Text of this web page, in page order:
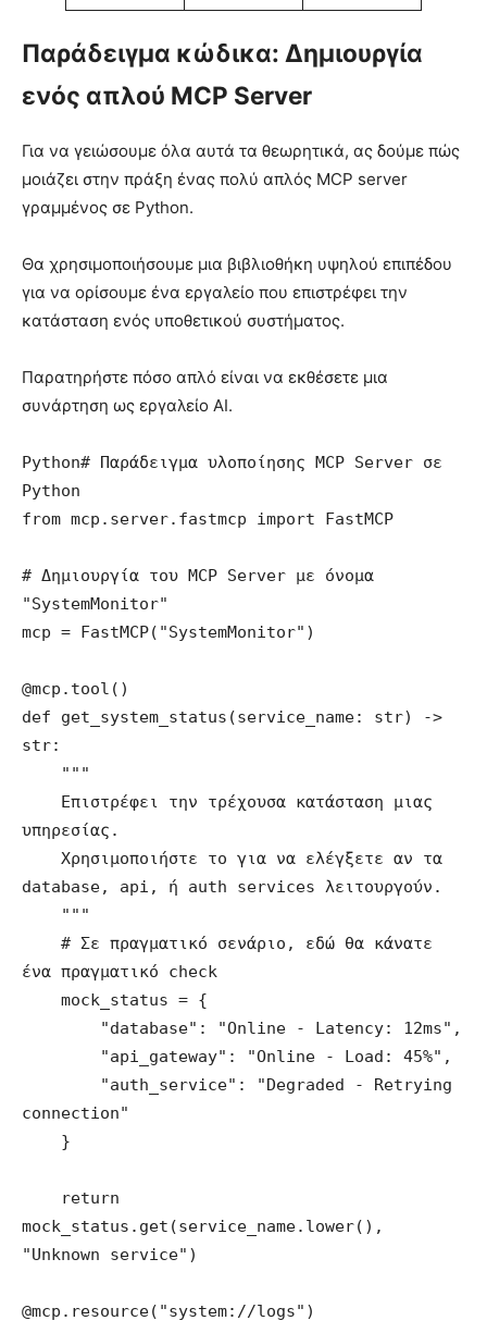
Παράδειγμα κώδικα: Δημιουργία
ενός απλού MCP Server
Για να γειώσουμε όλα αυτά τα θεωρητικά, ας δούμε πώς
μοιάζει στην πράξη ένας πολύ απλός MCP server
γραμμένος σε Python.
Θα χρησιμοποιήσουμε μια βιβλιοθήκη υψηλού επιπέδου
για να ορίσουμε ένα εργαλείο που επιστρέφει την
κατάσταση ενός υποθετικού συστήματος.
Παρατηρήστε πόσο απλό είναι να εκθέσετε μια
συνάρτηση ως εργαλείο AI.
Python# Παράδειγμα υλοποίησης MCP Server σε
Python
from mcp.server.fastmcp import FastMCP
# Δημιουργία του MCP Server με όνομα
"SystemMonitor"
mcp = FastMCP("SystemMonitor")
@mcp.tool()
def get_system_status(service_name: str) ->
str:
υπηρεσίας.
database, api, ή auth services λειτουργούν.
ένα πραγματικό check
connection"
mock_status.get(service_name.lower(),
"Unknown service")
@mcp.resource("system://logs")